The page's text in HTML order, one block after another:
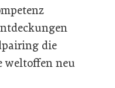
die
weltoffen neu